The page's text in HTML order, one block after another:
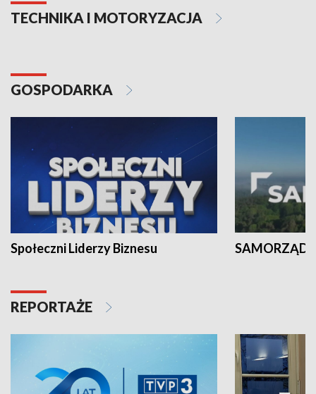
TECHNIKA I MOTORYZACJA
GOSPODARKA
Społeczni Liderzy Biznesu SAMORZĄD
REPORTAŻE